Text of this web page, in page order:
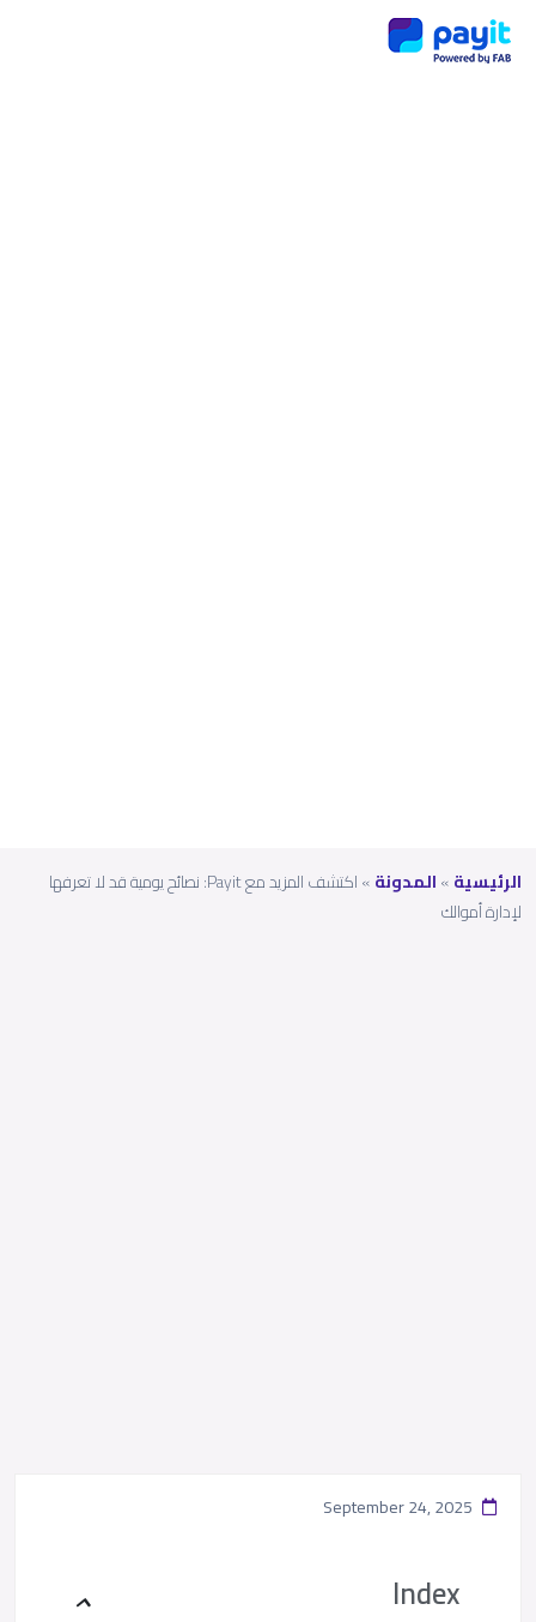
الرئيسية»المدونة»
اكتشف المزيد مع Payit: نصائح يومية قد لا تعرفها
لإدارة أموالك
Index